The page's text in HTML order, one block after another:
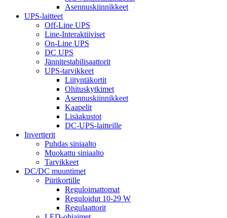
Asennuskiinnikkeet
UPS-laitteet
Off-Line UPS
Line-Interaktiiviset
On-Line UPS
DC UPS
Jännitestabilisaattorit
UPS-tarvikkeet
Liityntäkortit
Ohituskytkimet
Asennuskiinnikkeet
Kaapelit
Lisäakustot
DC-UPS-laitteille
Invertterit
Puhdas siniaalto
Muokattu siniaalto
Tarvikkeet
DC/DC muuntimet
Piirikortille
Reguloimattomat
Reguloidut 10-29 W
Regulaattorit